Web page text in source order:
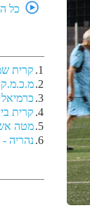
כל
1
. קרית
2
.
3
.
4
. קרית
5
.מטה
6
.נהריה -